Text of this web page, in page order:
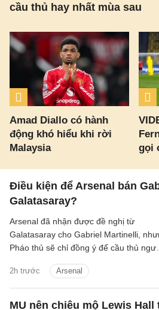
cầu thủ hay nhất mùa sau
Amad Diallo có hành
động khó hiểu khi rời
Malaysia
gọi
Điều kiện để Arsenal bán
Galatasaray?
2h trước Arsenal
Arsenal đã nhận được đề nghị từ
Galatasaray cho Gabriel Martinelli,
Pháo thủ sẽ chỉ đồng ý để cầu thủ người
mới.
MU nên chiêu mộ Lewis Hall